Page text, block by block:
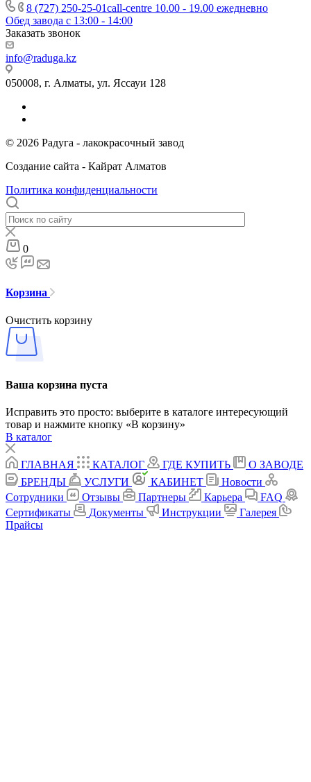
8 (727) 250-25-01call-centre 10.00 - 19.00 ежедневно
Обед завода с 13:00 - 14:00
Заказать звонок
info@raduga.kz
050008, г. Алматы, ул. Яссауи 128
© 2026 Радуга - лакокрасочный завод
Создание сайта - Кайрат Алматов
Политика конфиденциальности
0
Корзина
Очистить корзину
Ваша корзина пуста
Исправить это просто: выберите в каталоге интересующий
товар и нажмите кнопку «В корзину»
В каталог
ГЛАВНАЯ КАТАЛОГ ГДЕ КУПИТЬ
О ЗАВОДЕ
БРЕНДЫ
УСЛУГИ КАБИНЕТ
Новости
Сотрудники
Отзывы Партнеры Карьера
FAQ
Сертификаты
Документы Инструкции
Галерея
Прайсы